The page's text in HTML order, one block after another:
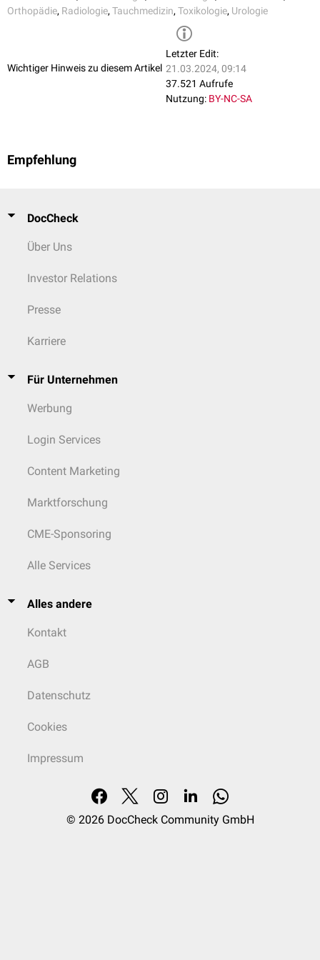
Orthopädie, Radiologie, Tauchmedizin, Toxikologie, Urologie
Wichtiger Hinweis zu diesem Artikel
Letzter Edit:
21.03.2024, 09:14
37.521 Aufrufe
Nutzung: BY-NC-SA
Empfehlung
DocCheck
Über Uns
Investor Relations
Presse
Karriere
Für Unternehmen
Werbung
Login Services
Content Marketing
Marktforschung
CME-Sponsoring
Alle Services
Alles andere
Kontakt
AGB
Datenschutz
Cookies
Impressum
© 2026 DocCheck Community GmbH